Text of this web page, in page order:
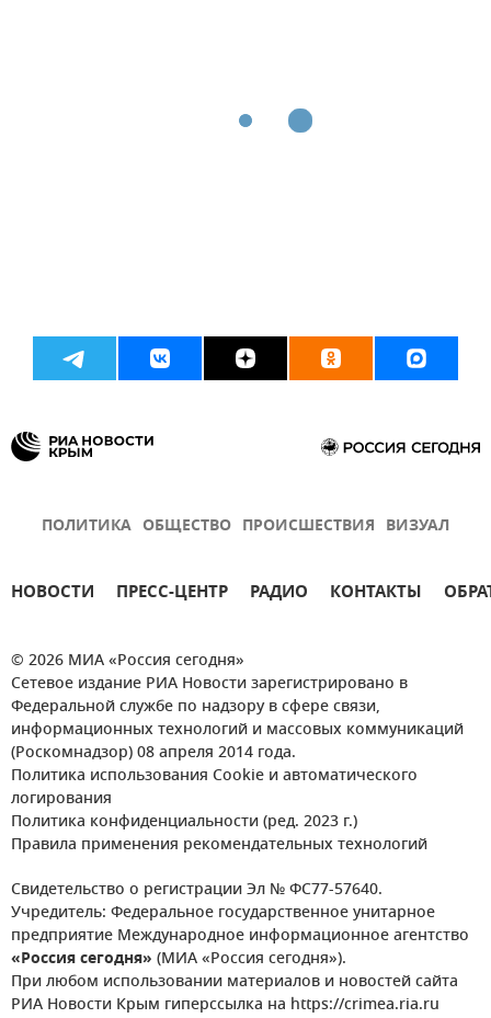
ПОЛИТИКА ОБЩЕСТВО ПРОИСШЕСТВИЯ ВИЗУАЛ
НОВОСТИ ПРЕСС-ЦЕНТР РАДИО КОНТАКТЫ
© 2026 МИА «Россия сегодня»
Сетевое издание РИА Новости зарегистрировано в
Федеральной службе по надзору в сфере связи,
информационных технологий и массовых коммуникаций
(Роскомнадзор) 08 апреля 2014 года.
Политика использования Cookie и автоматического
логирования
Политика конфиденциальности (ред. 2023 г.)
Правила применения рекомендательных технологий
Свидетельство о регистрации Эл № ФС77-57640.
Учредитель: Федеральное государственное унитарное
предприятие Международное информационное агентство
«Россия сегодня» (МИА «Россия сегодня»).
При любом использовании материалов и новостей сайта
РИА Новости Крым гиперссылка на https://crimea.ria.ru